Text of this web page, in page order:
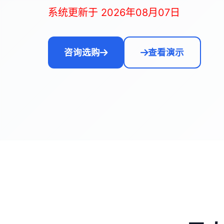
系统更新于 2026年08月07日
咨询选购 查看演示